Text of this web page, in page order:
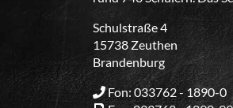
Schulstraße 4
15738 Zeuthen
Brandenburg
Fon: 033762 - 1890-0